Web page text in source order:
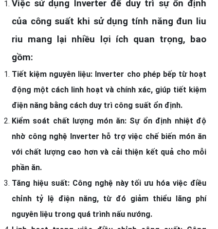
Việc sử dụng Inverterđể duy trì sự ổn định
của công suất khi sử dụng tính năng đun liu
riu mang lại nhiều lợi ích quan trọng, bao
gồm:
Tiết kiệm nguyên liệu: Inverter cho phép bếp từ hoạt
động một cách linh hoạt và chính xác, giúp tiết kiệm
điện năng bằng cách duy trì công suất ổn định.
Kiểm soát chất lượng món ăn: Sự ổn định nhiệt độ
nhờ công nghệ Inverter hỗ trợ việc chế biến món ăn
với chất lượng cao hơn và cải thiện kết quả cho mỗi
phần ăn.
Tăng hiệu suất: Công nghệ này tối ưu hóa việc điều
chỉnh tỷ lệ điện năng, từ đó giảm thiểu lãng phí
nguyên liệu trong quá trình nấu nướng.